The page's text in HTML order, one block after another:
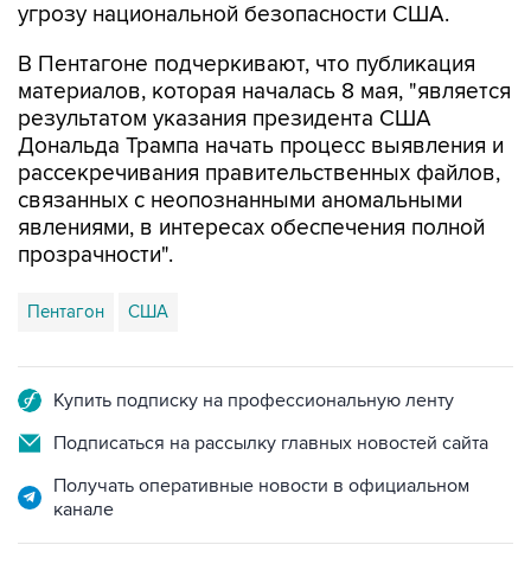
В Пентагоне подчеркивают, что публикация
результатом указания президента США
Дональда Трампа начать процесс выявления и
рассекречивания правительственных файлов,
связанных с неопознанными аномальными
явлениями, в интересах обеспечения полной
прозрачности".
Пентагон США
Подписаться на рассылку главных новостей сайта
Получать оперативные новости в официальном